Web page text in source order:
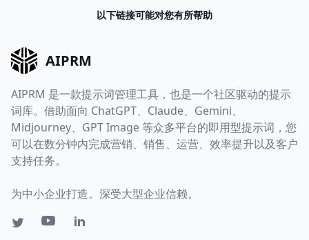
以下链接可能对您有所帮助
AIPRM
AIPRM 是一款提示词管理工具，也是一个社区驱动的提示
词库。借助面向 ChatGPT、Claude、Gemini、
Midjourney、GPT Image 等众多平台的即用型提示词，您
可以在数分钟内完成营销、销售、运营、效率提升以及客户
支持任务。
为中小企业打造。深受大型企业信赖。